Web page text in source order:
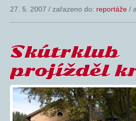
27. 5. 2007 / zařazeno do: reportáže /
Skútrklub
projížděl